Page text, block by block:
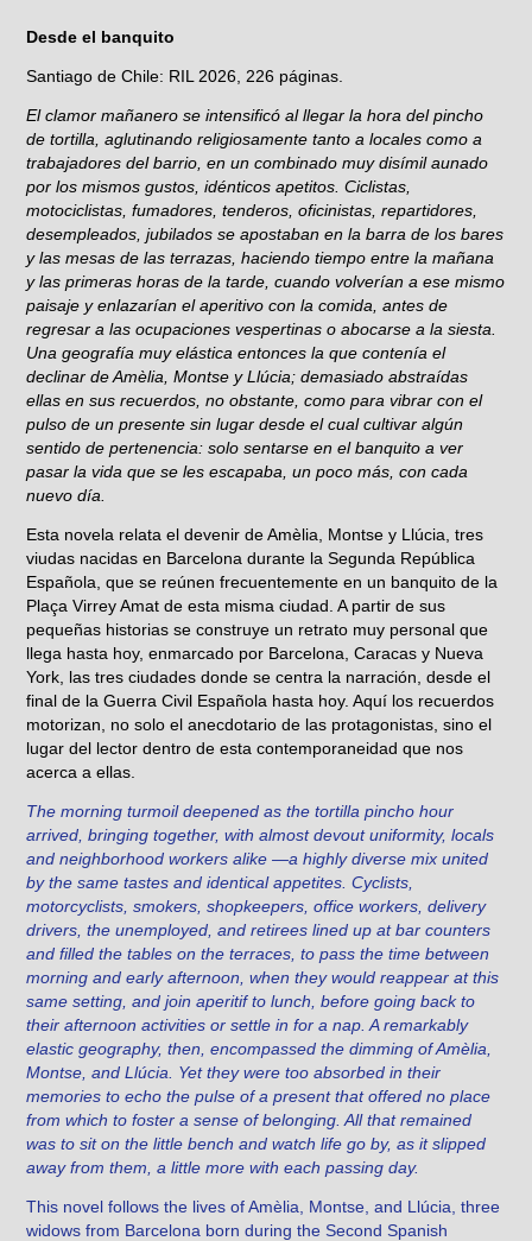
Desde el banquito
Santiago de Chile: RIL 2026, 226 páginas.
El clamor mañanero se intensificó al llegar la hora del pincho
de tortilla, aglutinando religiosamente tanto a locales como a
trabajadores del barrio, en un combinado muy disímil aunado
por los mismos gustos, idénticos apetitos. Ciclistas,
motociclistas, fumadores, tenderos, oficinistas, repartidores,
desempleados, jubilados se apostaban en la barra de los bares
y las mesas de las terrazas, haciendo tiempo entre la mañana
y las primeras horas de la tarde, cuando volverían a ese mismo
paisaje y enlazarían el aperitivo con la comida, antes de
regresar a las ocupaciones vespertinas o abocarse a la siesta.
Una geografía muy elástica entonces la que contenía el
declinar de Amèlia, Montse y Llúcia; demasiado abstraídas
ellas en sus recuerdos, no obstante, como para vibrar con el
pulso de un presente sin lugar desde el cual cultivar algún
sentido de pertenencia: solo sentarse en el banquito a ver
pasar la vida que se les escapaba, un poco más, con cada
nuevo día.
Esta novela relata el devenir de Amèlia, Montse y Llúcia, tres
viudas nacidas en Barcelona durante la Segunda República
Española, que se reúnen frecuentemente en un banquito de la
Plaça Virrey Amat de esta misma ciudad. A partir de sus
pequeñas historias se construye un retrato muy personal que
llega hasta hoy, enmarcado por Barcelona, Caracas y Nueva
York, las tres ciudades donde se centra la narración, desde el
final de la Guerra Civil Española hasta hoy. Aquí los recuerdos
motorizan, no solo el anecdotario de las protagonistas, sino el
lugar del lector dentro de esta contemporaneidad que nos
acerca a ellas.
The morning turmoil deepened as the tortilla pincho hour
arrived, bringing together, with almost devout uniformity, locals
and neighborhood workers alike —a highly diverse mix united
by the same tastes and identical appetites. Cyclists,
motorcyclists, smokers, shopkeepers, office workers, delivery
drivers, the unemployed, and retirees lined up at bar counters
and filled the tables on the terraces, to pass the time between
morning and early afternoon, when they would reappear at this
same setting, and join aperitif to lunch, before going back to
their afternoon activities or settle in for a nap. A remarkably
elastic geography, then, encompassed the dimming of Amèlia,
Montse, and Llúcia. Yet they were too absorbed in their
memories to echo the pulse of a present that offered no place
from which to foster a sense of belonging. All that remained
was to sit on the little bench and watch life go by, as it slipped
away from them, a little more with each passing day.
This novel follows the lives of Amèlia, Montse, and Llúcia, three
widows from Barcelona born during the Second Spanish